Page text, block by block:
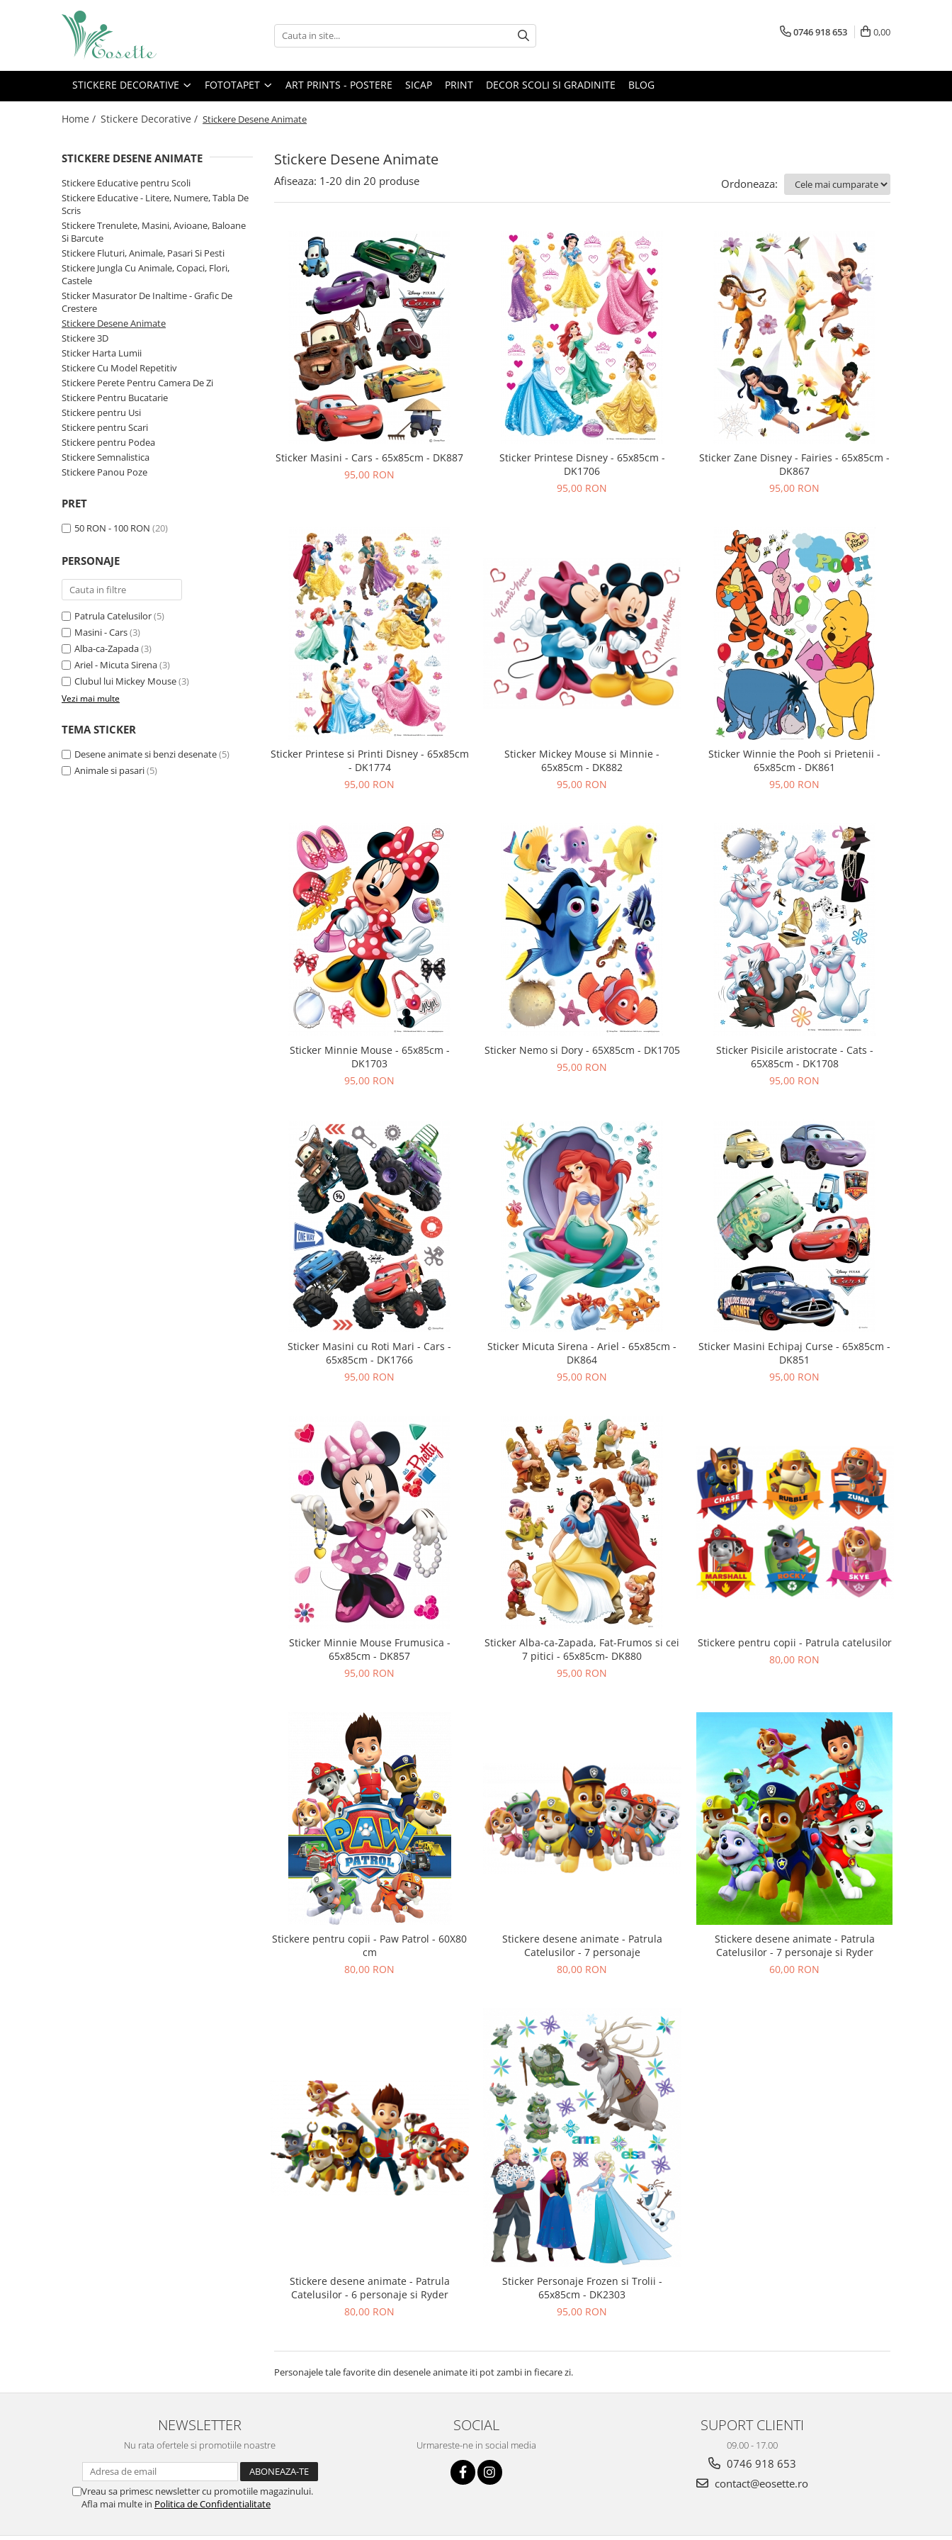
Stickere Decorative
Stickere Educative - Litere,
Numere, Tabla De Scris
Stickere Jungla Cu Animale, Copaci,
Flori, Castele
Sticker Masurator De Inaltime -
Grafic De Crestere
Stickere Desene Animate
Stickere 3D
Sticker Harta Lumii
Stickere Cu Model Repetitiv
Stickere Perete Pentru Camera De
Stickere Pentru Bucatarie
Stickere pentru Usi
Stickere pentru Scari
Stickere pentru Podea
Fototapet Design
Fototapet Floral
Fototapet Urban
0746 918 653 0,00
STICKERE DECORATIVE FOTOTAPET ART PRINTS - POSTERE SICAP PRINT DECOR SCOLI SI GRADINITE BLOG
Home / Stickere Decorative / Stickere Desene Animate
Stickere Desene Animate
STICKERE DESENE ANIMATE
Stickere Educative pentru Scoli
Stickere Educative - Litere, Numere, Tabla De
Scris
Stickere Trenulete, Masini, Avioane, Baloane
Si Barcute
Stickere Fluturi, Animale, Pasari Si Pesti
Stickere Jungla Cu Animale, Copaci, Flori,
Castele
Sticker Masurator De Inaltime - Grafic De
Crestere
Stickere Desene Animate
Stickere 3D
Sticker Harta Lumii
Stickere Cu Model Repetitiv
Stickere Perete Pentru Camera De Zi
Stickere Pentru Bucatarie
Stickere pentru Usi
Stickere pentru Scari
Stickere pentru Podea
Stickere Semnalistica
Stickere Panou Poze
PRET
50 RON - 100 RON (20)
PERSONAJE
Patrula Catelusilor(5)
Masini - Cars(3)
Alba-ca-Zapada(3)
Ariel - Micuta Sirena(3)
Clubul lui Mickey Mouse(3)
Vezi mai multe
TEMA STICKER
Desene animate si benzi desenate(5)
Animale si pasari(5)
Afiseaza: 1-20 din 20 produse Ordoneaza:
Sticker Masini - Cars - 65x85cm - DK887
95,00 RON
Sticker Printese Disney - 65x85cm -
DK1706
95,00 RON
Sticker Zane Disney - Fairies - 65x85cm -
DK867
95,00 RON
Sticker Printese si Printi Disney - 65x85cm
- DK1774
95,00 RON
Sticker Mickey Mouse si Minnie -
65x85cm - DK882
95,00 RON
Sticker Winnie the Pooh si Prietenii -
65x85cm - DK861
95,00 RON
Sticker Minnie Mouse - 65x85cm -
DK1703
95,00 RON
Sticker Nemo si Dory - 65X85cm - DK1705
95,00 RON
Sticker Pisicile aristocrate - Cats -
65X85cm - DK1708
95,00 RON
Sticker Masini cu Roti Mari - Cars -
65x85cm - DK1766
95,00 RON
Sticker Micuta Sirena - Ariel - 65x85cm -
DK864
95,00 RON
Sticker Masini Echipaj Curse - 65x85cm -
DK851
95,00 RON
Sticker Minnie Mouse Frumusica -
65x85cm - DK857
95,00 RON
Sticker Alba-ca-Zapada, Fat-Frumos si cei
7 pitici - 65x85cm- DK880
95,00 RON
Stickere pentru copii - Patrula catelusilor
80,00 RON
Stickere pentru copii - Paw Patrol - 60X80
cm
80,00 RON
Stickere desene animate - Patrula
Catelusilor - 7 personaje
80,00 RON
Stickere desene animate - Patrula
Catelusilor - 7 personaje si Ryder
60,00 RON
Stickere desene animate - Patrula
Catelusilor - 6 personaje si Ryder
80,00 RON
Sticker Personaje Frozen si Trolii -
65x85cm - DK2303
95,00 RON
Personajele tale favorite din desenele animate iti pot zambi in fiecare zi.
NEWSLETTER
Nu rata ofertele si promotiile noastre
Vreau sa primesc newsletter cu promotiile magazinului.
Afla mai multe in Politica de Confidentialitate
SOCIAL
Urmareste-ne in social media
SUPORT CLIENTI
09.00 - 17.00
0746 918 653
contact@eosette.ro